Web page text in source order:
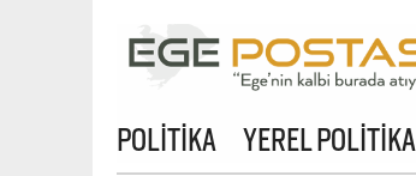
POLİTİKA YEREL POLİTİKA